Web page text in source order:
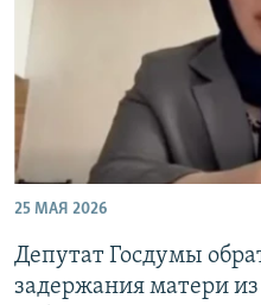
25 МАЯ 2026
Депутат Госдумы
задержания матери